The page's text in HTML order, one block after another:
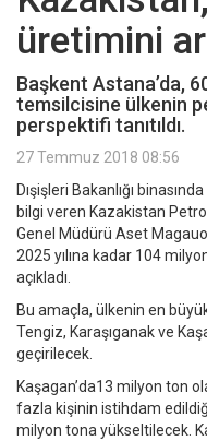
üretimini
Başkent Astana’da,
temsilcisine ülkenin
perspektifi tanıtıldı.
27 Temmuz 2018 08:56
Dışişleri Bakanlığı
bilgi veren Kazakistan
Genel Müdürü Aset
2025 yılına kadar 104
açıkladı.
Bu amaçla, ülkenin en
Tengiz, Karaşıganak ve
geçirilecek.
Kaşagan’da13 milyon ton
fazla kişinin istihdam
milyon tona yükseltilecek.